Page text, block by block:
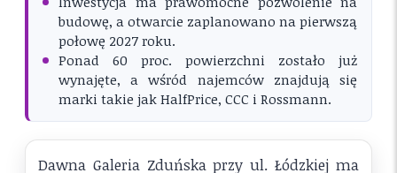
budowę, a otwarcie zaplanowano na pierwszą
połowę 2027 roku.
Ponad 60 proc. powierzchni zostało już
wynajęte, a wśród najemców znajdują się
marki takie jak HalfPrice, CCC i Rossmann.
Dawna Galeria Zduńska przy ul. Łódzkiej ma